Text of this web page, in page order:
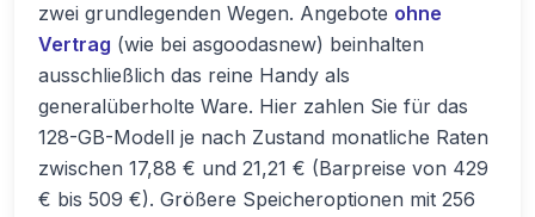
zwei grundlegenden Wegen. Angebote ohne
Vertrag (wie bei asgoodasnew) beinhalten
ausschließlich das reine Handy als
generalüberholte Ware. Hier zahlen Sie für das
128-GB-Modell je nach Zustand monatliche Raten
zwischen 17,88 € und 21,21 € (Barpreise von 429
€ bis 509 €). Größere Speicheroptionen mit 256